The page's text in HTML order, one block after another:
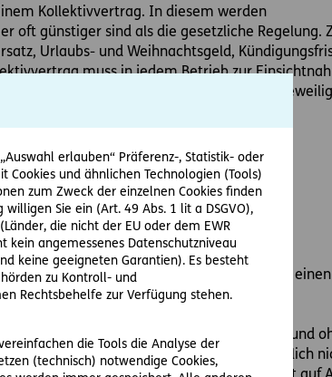
erlauben“ Präferenz-, Statistik- oder
Cookies und ähnlichen Technologien (Tools)
zum Zweck der einzelnen Cookies finden
Sie ein (Art. 49 Abs. 1 lit a DSGVO),
die nicht der EU oder dem EWR
angemessenes Datenschutzniveau
keine geeigneten Garantien). Es besteht
zu Kontroll- und
Rechtsbehelfe zur Verfügung stehen.
die Tools die Analyse der
(technisch) notwendige Cookies,
Kollektivvertrag. In diesem werden
oft günstiger sind als die gesetzliche Regelung.
Urlaubs- und Weihnachtsgeld,
muss in jedem Betrieb zur
Kollektivvertrages bieten die
Für Arbeitnehmer ist die
sein. Das kann beispielsweise durch einen
das Dienstverhältnis jederzeit und
von beiden Seiten grundsätzlich